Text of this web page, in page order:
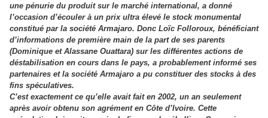
une pénurie du produit sur le marché international, a donné
l’occasion d’écouler à un prix ultra élevé le stock monumental
constitué par la société Armajaro. Donc Loïc Folloroux, bénéficiant
d’informations de première main de la part de ses parents
(Dominique et Alassane Ouattara) sur les différentes actions de
déstabilisation en cours dans le pays, a probablement informé ses
partenaires et la société Armajaro a pu constituer des stocks à des
fins spéculatives.
C’est exactement ce qu’elle avait fait en 2002, un an seulement
après avoir obtenu son agrément en Côte d’Ivoire. Cette